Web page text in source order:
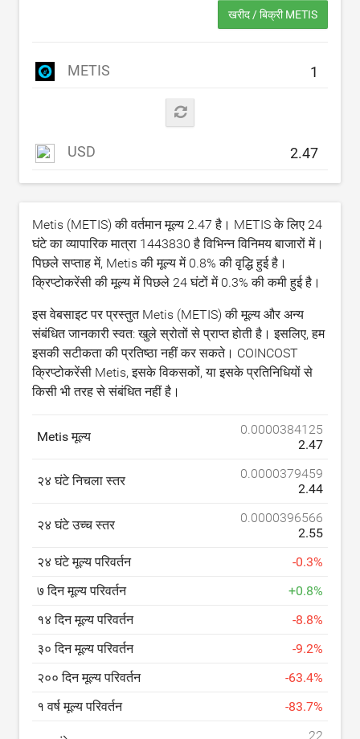
खरीद / बिक्री METIS
METIS
USD
Metis (METIS) की वर्तमान मूल्य 2.47 है। METIS के लिए 24
घंटे का व्यापारिक मात्रा 1443830 है विभिन्न विनिमय बाजारों में।
पिछले सप्ताह में, Metis की मूल्य में 0.8% की वृद्धि हुई है।
क्रिप्टोकरेंसी की मूल्य में पिछले 24 घंटों में 0.3% की कमी हुई है।
इस वेबसाइट पर प्रस्तुत Metis (METIS) की मूल्य और अन्य
संबंधित जानकारी स्वत: खुले स्रोतों से प्राप्त होती है। इसलिए, हम
इसकी सटीकता की प्रतिष्ठा नहीं कर सकते। COINCOST
क्रिप्टोकरेंसी Metis, इसके विकसकों, या इसके प्रतिनिधियों से
किसी भी तरह से संबंधित नहीं है।
Metis मूल्य
0.0000384125
2.47
२४ घंटे निचला स्तर
0.0000379459
2.44
२४ घंटे उच्च स्तर
0.0000396566
2.55
२४ घंटे मूल्य परिवर्तन
-0.3%
७ दिन मूल्य परिवर्तन
+0.8%
१४ दिन मूल्य परिवर्तन
-8.8%
३० दिन मूल्य परिवर्तन
-9.2%
२०० दिन मूल्य परिवर्तन
-63.4%
१ वर्ष मूल्य परिवर्तन
-83.7%
22